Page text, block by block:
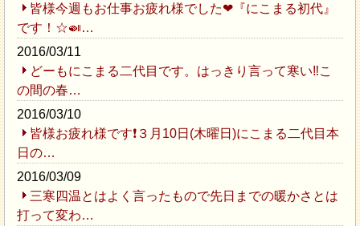
皆様今週もお仕事お疲れ様でした❤『にこまる初代』
です！☆🍛…
2016/03/11
どーもにこまる二代目です。はっきり言って寒い‼︎こ
の間の春…
2016/03/10
皆様お疲れ様です❗３月10日(木曜日)にこまる二代目本
日の…
2016/03/09
三寒四温とはよく言ったもので先日までの暖かさとは
打って変わ…